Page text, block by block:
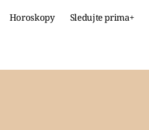
Horoskopy Sledujte prima+